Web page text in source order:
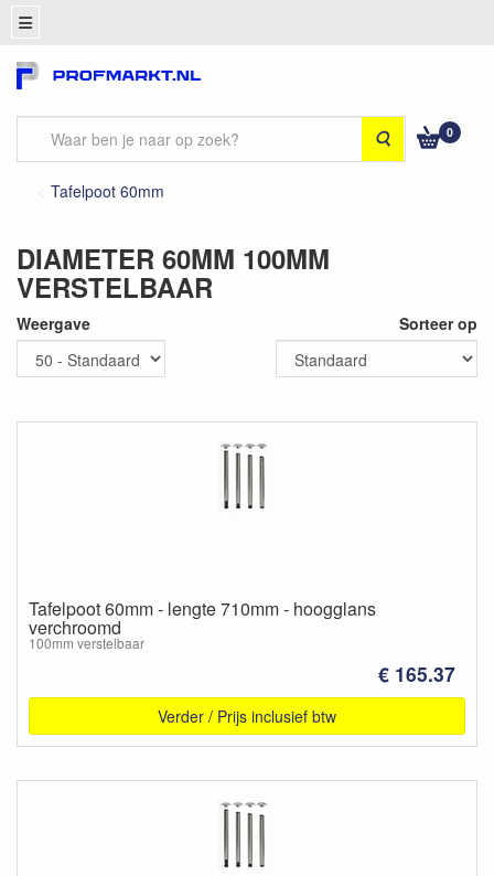
Zoeken 0
Tafelpoot 60mm
DIAMETER 60MM 100MM
VERSTELBAAR
Weergave Sorteer op
Tafelpoot 60mm - lengte 710mm - hoogglans
verchroomd
100mm verstelbaar
€ 165.37
Verder / Prijs inclusief btw